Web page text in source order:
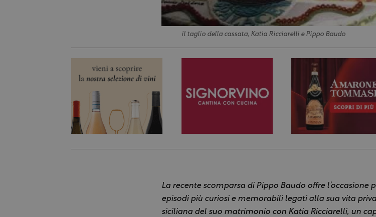
il taglio della cassata, Katia Ricciarelli e Pippo Baudo
La recente scomparsa di Pippo Baudo offre
episodi più curiosi e memorabili legati alla sua vita
siciliana del suo matrimonio con Katia Ricciarelli, un